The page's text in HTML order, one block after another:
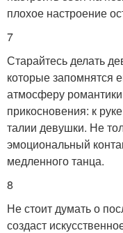
плохое настроение
7
Старайтесь делать
которые запомнятся
атмосферу
прикосновения: к
талии девушки. Не
эмоциональный
медленного танца.
8
Не стоит думать о
создаст